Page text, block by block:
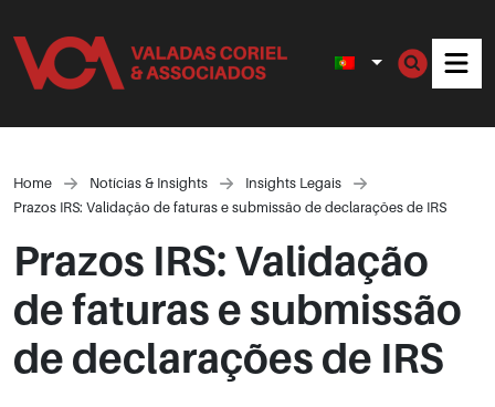
Home Notícias & Insights
Insights Legais
Prazos IRS: Validação de faturas e submissão de declarações de IRS
Prazos IRS: Validação
de faturas e submissão
de declarações de IRS